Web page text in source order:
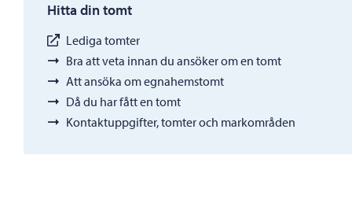
Hitta din tomt
Lediga tomter
Bra att veta innan du ansöker om en tomt
Att ansöka om egnahemstomt
Då du har fått en tomt
Kontaktuppgifter, tomter och markområden